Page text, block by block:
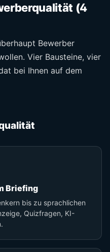
(4
Bewerber
Vier Bausteine, vier
bei Ihnen auf dem
Briefing
bis zu sprachlichen
Quizfragen, KI-